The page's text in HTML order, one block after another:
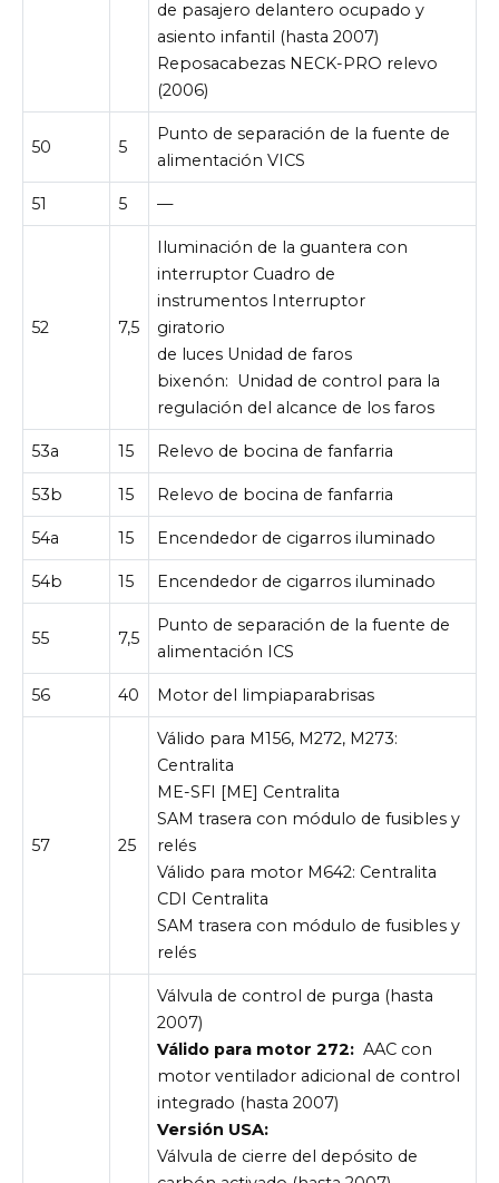
de pasajero delantero ocupado y
asiento infantil (hasta 2007)
Reposacabezas NECK-PRO relevo
(2006)
50 5
Punto de separación de la fuente de
alimentación VICS
51 5 —
52 7,5
Iluminación de la guantera con
interruptor Cuadro de
instrumentos Interruptor
giratorio
de luces Unidad de faros
bixenón: Unidad de control para la
regulación del alcance de los faros
53a 15 Relevo de bocina de fanfarria
53b 15 Relevo de bocina de fanfarria
54a 15 Encendedor de cigarros iluminado
54b 15 Encendedor de cigarros iluminado
55 7,5
Punto de separación de la fuente de
alimentación ICS
56 40 Motor del limpiaparabrisas
57 25
Válido para M156, M272, M273:
Centralita
ME-SFI [ME] Centralita
SAM trasera con módulo de fusibles y
relés
Válido para motor M642: Centralita
CDI Centralita
SAM trasera con módulo de fusibles y
relés
Válvula de control de purga (hasta
2007)
Válido para motor 272: AAC con
motor ventilador adicional de control
integrado (hasta 2007)
Versión USA:
Válvula de cierre del depósito de